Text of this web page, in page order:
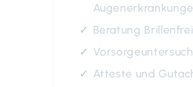
Beratung
Atteste und